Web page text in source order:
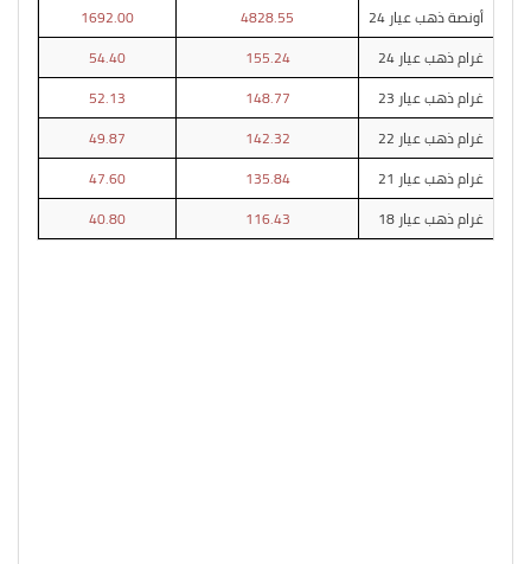
أونصة ذهب عيار 24
4828.55
1692.00
غرام ذهب عيار 24
155.24
54.40
غرام ذهب عيار 23
148.77
52.13
غرام ذهب عيار 22
142.32
49.87
غرام ذهب عيار 21
135.84
47.60
غرام ذهب عيار 18
116.43
40.80